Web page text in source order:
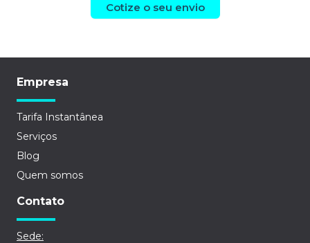
Cotize o seu envio
Empresa
Tarifa Instantânea
Serviços
Blog
Quem somos
Contato
Sede: